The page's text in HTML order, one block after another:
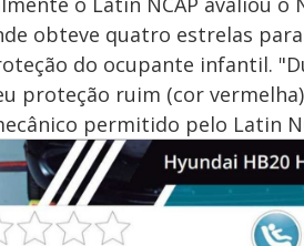
obteve quatro estrelas
do ocupante infantil.
proteção ruim (cor
permitido pelo Latin